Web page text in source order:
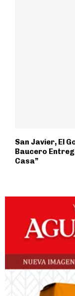
San Javier, El
Baucero
Casa”